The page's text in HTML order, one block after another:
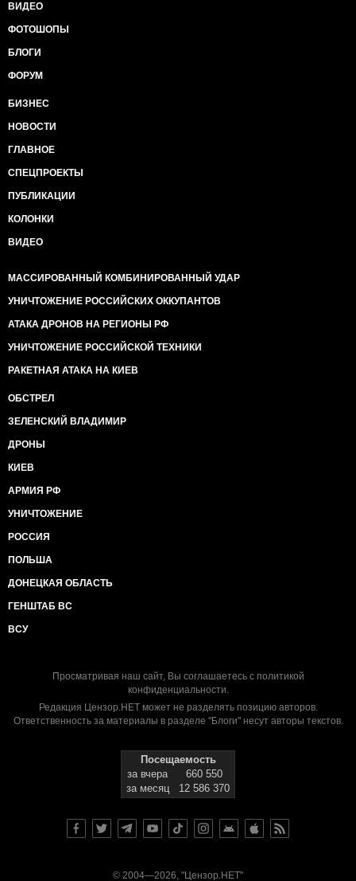
ВИДЕО
ФОТОШОПЫ
БЛОГИ
ФОРУМ
БИЗНЕС
НОВОСТИ
ГЛАВНОЕ
СПЕЦПРОЕКТЫ
ПУБЛИКАЦИИ
КОЛОНКИ
ВИДЕО
МАССИРОВАННЫЙ КОМБИНИРОВАННЫЙ УДАР
УНИЧТОЖЕНИЕ РОССИЙСКИХ ОККУПАНТОВ
АТАКА ДРОНОВ НА РЕГИОНЫ РФ
УНИЧТОЖЕНИЕ РОССИЙСКОЙ ТЕХНИКИ
РАКЕТНАЯ АТАКА НА КИЕВ
ОБСТРЕЛ
ЗЕЛЕНСКИЙ ВЛАДИМИР
ДРОНЫ
КИЕВ
АРМИЯ РФ
УНИЧТОЖЕНИЕ
РОССИЯ
ПОЛЬША
ДОНЕЦКАЯ ОБЛАСТЬ
ГЕНШТАБ ВС
ВСУ
Просматривая наш сайт, Вы соглашаетесь с политикой
конфиденциальности.
Редакция Цензор.НЕТ может не разделять позицию авторов.
Ответственность за материалы в разделе "Блоги" несут авторы текстов.
Посещаемость
за вчера
660 550
за месяц
12 586 370
© 2004—2026, "Цензор.НЕТ"